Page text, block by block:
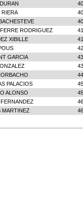
RIERA
RODRIGUEZ
XIBILLE
GARCIA
PALACIOS
ALONSO
MARTINEZ